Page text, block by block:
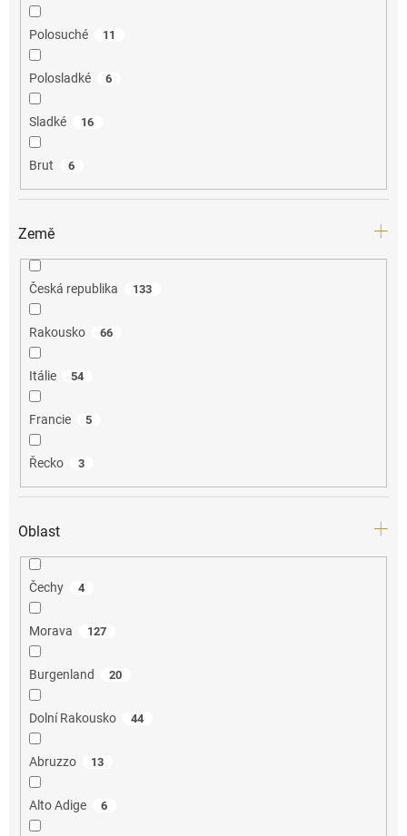
Polosuché 11
Polosladké 6
Sladké 16
Brut 6
Země
Česká republika 133
Rakousko 66
Itálie 54
Francie 5
Řecko 3
Oblast
Čechy 4
Morava 127
Burgenland 20
Dolní Rakousko 44
Abruzzo 13
Alto Adige 6